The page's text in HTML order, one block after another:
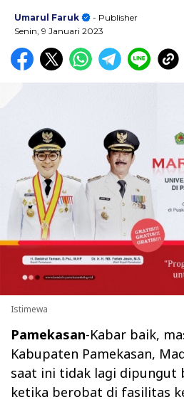
Umarul Faruk
- Publisher
Senin, 9 Januari 2023
Istimewa
Pamekasan-Kabar baik,
Kabupaten Pamekasan,
saat ini tidak lagi dipungut
ketika berobat di fasilitas